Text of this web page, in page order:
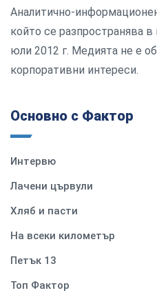
Аналитично-
който се разпространява
юли 2012 г. Медията не е
корпоративни интереси.
Основно с Фактор
Интервю
Лачени цървули
Хляб и пасти
На всеки километър
Петък 13
Топ Фактор